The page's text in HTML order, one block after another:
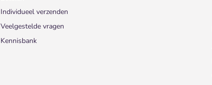
Individueel verzenden
Veelgestelde vragen
Kennisbank